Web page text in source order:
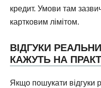
кредит. Умови там
картковим лімітом.
ВІДГУКИ
КАЖУТЬ НА
Якщо пошукати відгуки